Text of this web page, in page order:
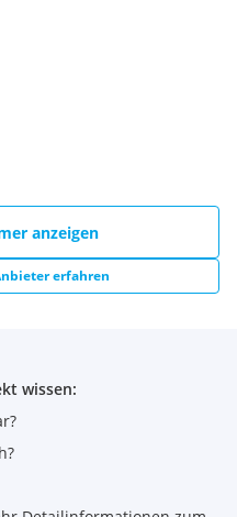
anzeigen
erfahren
wissen: